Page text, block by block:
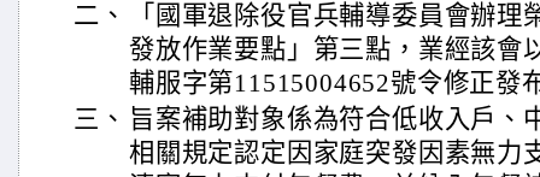
二、
「國軍退除役官兵輔導委員會辦
發放作業要點」第三點，業經該會
輔服字第11515004652號令修正發
三、 旨案補助對象係為符合低收入戶、
相關規定認定因家庭突發因素無力